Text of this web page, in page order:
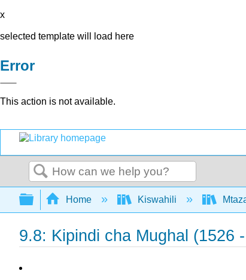
x
selected template will load here
Error
This action is not available.
Search
Expand/collapse global hierarchy
Home Kiswahili
9.8: Kipindi cha Mughal (1526